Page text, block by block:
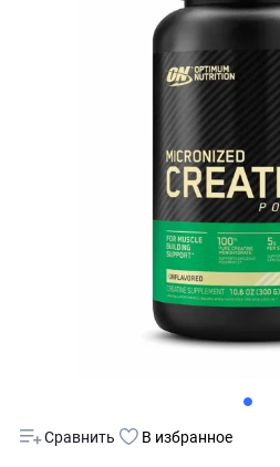
Сравнить В избранное